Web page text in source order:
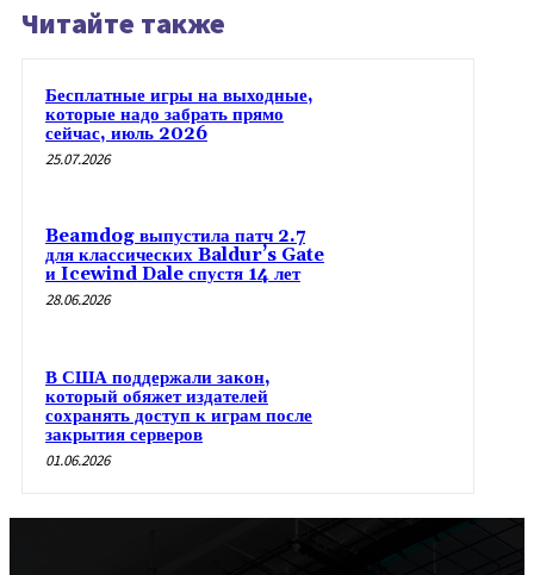
Читайте также
Бесплатные игры на выходные,
которые надо забрать прямо
сейчас, июль 2026
25.07.2026
Beamdog выпустила патч 2.7
для классических Baldur’s Gate
и Icewind Dale спустя 14 лет
28.06.2026
В США поддержали закон,
который обяжет издателей
сохранять доступ к играм после
закрытия серверов
01.06.2026